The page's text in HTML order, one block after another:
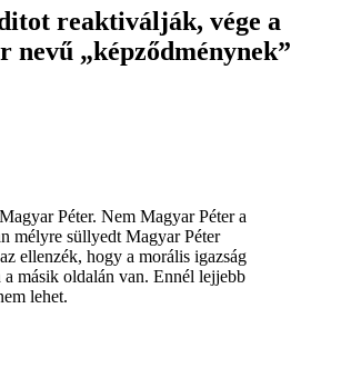
reaktiválják, vége a
nevű „képződménynek”
Péter. Nem Magyar Péter a
mélyre süllyedt Magyar Péter
ellenzék, hogy a morális igazság
a másik oldalán van. Ennél lejjebb
lehet.